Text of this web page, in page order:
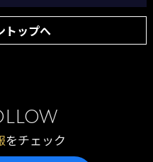
トップへ
をチェック